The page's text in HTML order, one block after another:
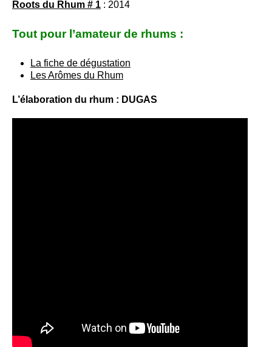
Roots du Rhum # 1 : 2014
Tout pour l’amateur de rhums :
La fiche de dégustation
Les Arômes du Rhum
L’élaboration du rhum : DUGAS